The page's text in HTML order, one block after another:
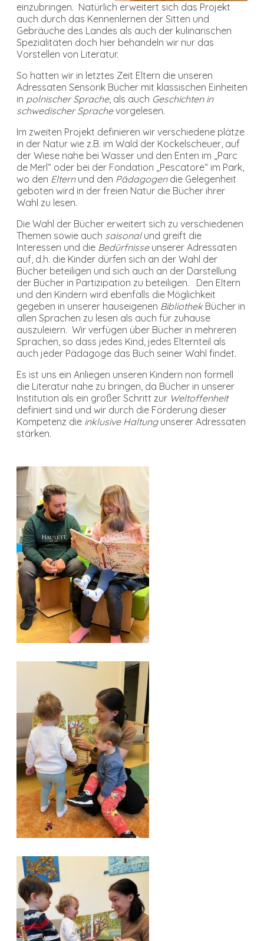
einzubringen. Natürlich erweitert sich das Projekt
auch durch das Kennenlernen der Sitten und
Gebräuche des Landes als auch der kulinarischen
Spezialitäten doch hier behandeln wir nur das
Vorstellen von Literatur.
So hatten wir in letztes Zeit Eltern die unseren
Adressaten Sensorik Bücher mit klassischen Einheiten
in polnischer Sprache, als auch Geschichten in
schwedischer Sprachevorgelesen.
Im zweiten Projekt definieren wir verschiedene plätze
in der Natur wie z.B. im Wald der Kockelscheuer, auf
der Wiese nahe bei Wasser und den Enten im „Parc
de Merl“ oder bei der Fondation „Pescatore“ im Park,
wo den Eltern und den Pädagogendie Gelegenheit
geboten wird in der freien Natur die Bücher ihrer
Wahl zu lesen.
Die Wahl der Bücher erweitert sich zu verschiedenen
Themen sowie auch saisonal und greift die
Interessen und die Bedürfnisse unserer Adressaten
auf, d.h. die Kinder dürfen sich an der Wahl der
Bücher beteiligen und sich auch an der Darstellung
der Bücher in Partizipation zu beteiligen. Den Eltern
und den Kindern wird ebenfalls die Möglichkeit
gegeben in unserer hauseigenen BibliothekBücher in
allen Sprachen zu lesen als auch für zuhause
auszuleiern. Wir verfügen über Bücher in mehreren
Sprachen, so dass jedes Kind, jedes Elternteil als
auch jeder Pädagoge das Buch seiner Wahl findet.
Es ist uns ein Anliegen unseren Kindern non formell
die Literatur nahe zu bringen, da Bücher in unserer
Institution als ein großer Schritt zur Weltoffenheit
definiert sind und wir durch die Förderung dieser
Kompetenz die inklusive Haltungunserer Adressaten
stärken.